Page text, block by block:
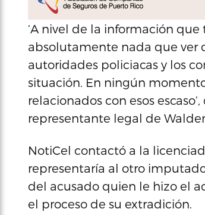
‘A nivel de la información
absolutamente nada que ver
autoridades policiacas y los
situación. En ningún
relacionados con esos
representante legal de
NotiCel contactó a la
representaría al otro
del acusado quien le hizo el
el proceso de su extradición.